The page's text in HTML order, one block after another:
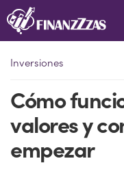
Saltar
al
Inversiones
Cómo
valores y
empezar